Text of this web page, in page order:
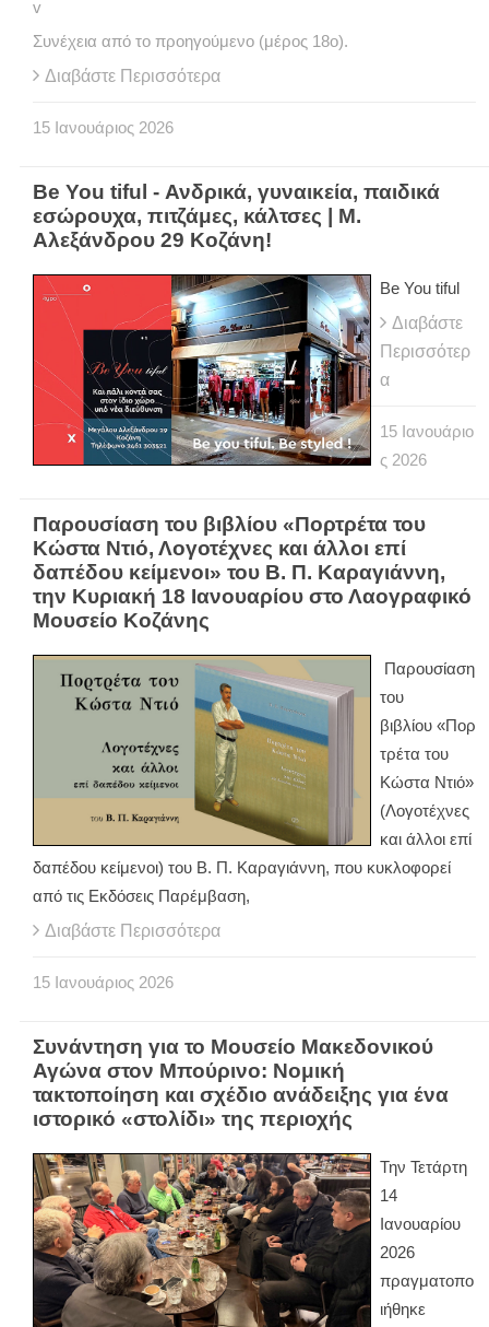
v
Συνέχεια από το προηγούμενο (μέρος 18ο).
Διαβάστε Περισσότερα
15 Ιανουάριος 2026
Be You tiful - Ανδρικά, γυναικεία, παιδικά
εσώρουχα, πιτζάμες, κάλτσες | Μ.
Αλεξάνδρου 29 Κοζάνη!
Be You tiful
Διαβάστε
Περισσότερ
α
15 Ιανουάριο
ς 2026
Παρουσίαση του βιβλίου «Πορτρέτα του
Κώστα Ντιό, Λογοτέχνες και άλλοι επί
δαπέδου κείμενοι» του Β. Π. Καραγιάννη,
την Κυριακή 18 Ιανουαρίου στο Λαογραφικό
Μουσείο Κοζάνης
Παρουσίαση
του
βιβλίου «Πορ
τρέτα του
Κώστα Ντιό»
(Λογοτέχνες
και άλλοι επί
δαπέδου κείμενοι) του Β. Π. Καραγιάννη, που κυκλοφορεί
από τις Εκδόσεις Παρέμβαση,
Διαβάστε Περισσότερα
15 Ιανουάριος 2026
Συνάντηση για το Μουσείο Μακεδονικού
Αγώνα στον Μπούρινο: Νομική
τακτοποίηση και σχέδιο ανάδειξης για ένα
ιστορικό «στολίδι» της περιοχής
Την Τετάρτη
14
Ιανουαρίου
2026
πραγματοπο
ιήθηκε